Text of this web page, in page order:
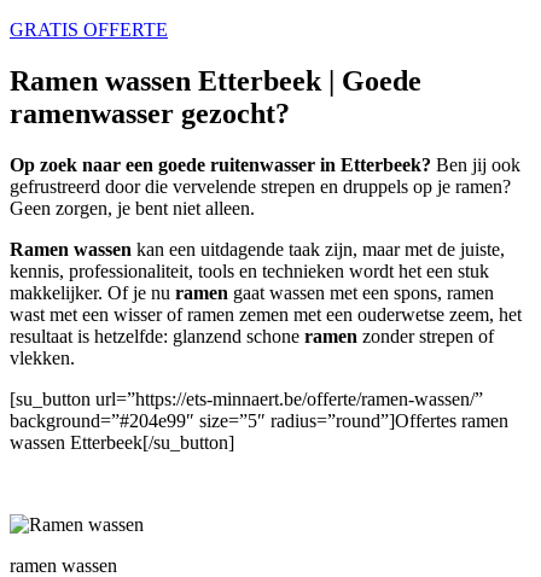
GRATIS OFFERTE
Ramen wassen Etterbeek | Goede
ramenwasser gezocht?
Op zoek naar een goede ruitenwasser in Etterbeek? Ben jij ook
gefrustreerd door die vervelende strepen en druppels op je ramen?
Geen zorgen, je bent niet alleen.
Ramen wassen kan een uitdagende taak zijn, maar met de juiste,
kennis, professionaliteit, tools en technieken wordt het een stuk
makkelijker. Of je nu ramen gaat wassen met een spons, ramen
wast met een wisser of ramen zemen met een ouderwetse zeem, het
resultaat is hetzelfde: glanzend schone ramen zonder strepen of
vlekken.
[su_button url=”https://ets-minnaert.be/offerte/ramen-wassen/”
background=”#204e99″ size=”5″ radius=”round”]Offertes ramen
wassen Etterbeek[/su_button]
ramen wassen